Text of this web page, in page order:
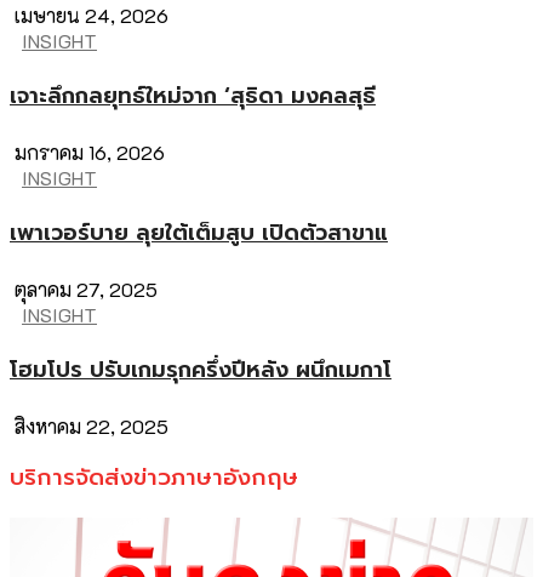
เมษายน 24, 2026
INSIGHT
เจาะลึกกลยุทธ์ใหม่จาก ‘สุธิดา มงคลสุธี
มกราคม 16, 2026
INSIGHT
เพาเวอร์บาย ลุยใต้เต็มสูบ เปิดตัวสาขาแ
ตุลาคม 27, 2025
INSIGHT
โฮมโปร ปรับเกมรุกครึ่งปีหลัง ผนึกเมกาโ
สิงหาคม 22, 2025
บริการจัดส่งข่าวภาษาอังกฤษ